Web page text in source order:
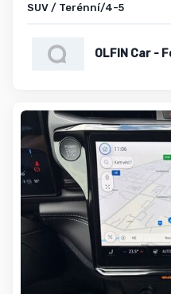
SUV / Terénní/4-5
OLFIN Car -